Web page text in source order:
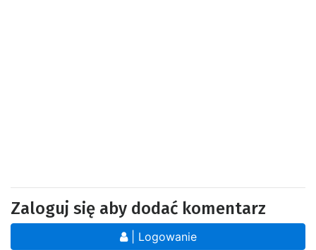
Zaloguj się aby dodać komentarz
| Logowanie